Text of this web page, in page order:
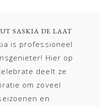
SASKIA DE LAAT
is professioneel
Hier op
deelt ze
om zoveel
en